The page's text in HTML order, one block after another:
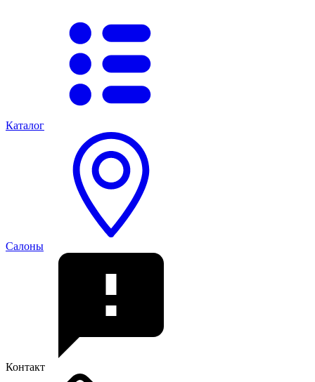
Каталог
Салоны
Контакт